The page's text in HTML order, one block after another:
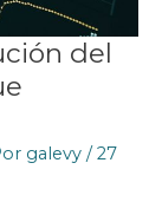
del
galevy /27